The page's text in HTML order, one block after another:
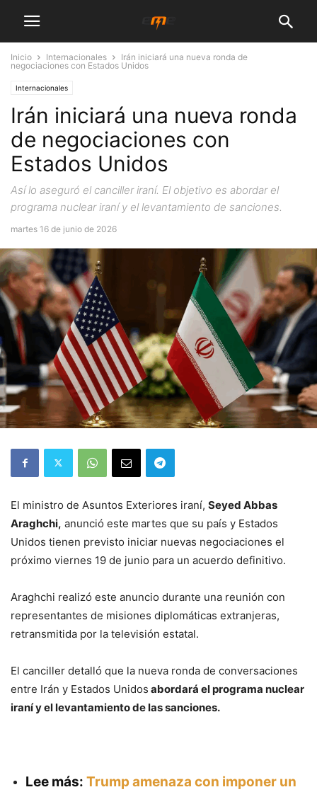
Inicio Internacionales
Irán iniciará una nueva ronda de
negociaciones con Estados Unidos
Internacionales
Irán iniciará una nueva ronda
de negociaciones con
Estados Unidos
Así lo aseguró el canciller iraní. El objetivo es abordar el
programa nuclear iraní y el levantamiento de sanciones.
martes 16 de junio de 2026
El ministro de Asuntos Exteriores iraní, Seyed Abbas
Araghchi, anunció este martes que su país y Estados
Unidos tienen previsto iniciar nuevas negociaciones el
próximo viernes 19 de junio para un acuerdo definitivo.
Araghchi realizó este anuncio durante una reunión con
representantes de misiones diplomáticas extranjeras,
retransmitida por la televisión estatal.
El canciller detalló que la nueva ronda de conversaciones
entre Irán y Estados Unidos abordará el programa nuclear
iraní y el levantamiento de las sanciones.
Lee más: Trump amenaza con imponer un